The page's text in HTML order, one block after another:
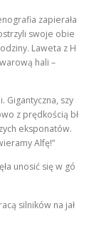
zapierała
swoje obie
Laweta z H
hali –
Gigantyczna, szy
z prędkością bł
eksponatów.
Alfę!”
unosić się w gó
silników na jał